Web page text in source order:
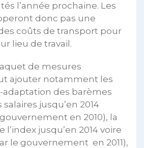
l’année prochaine. Les
donc pas une
coûts de transport pour
lieu de travail.
de mesures
ajouter notamment les
adaptation des barèmes
jusqu’en 2014
en 2010), la
jusqu’en 2014 voire
le gouvernement en 2011),